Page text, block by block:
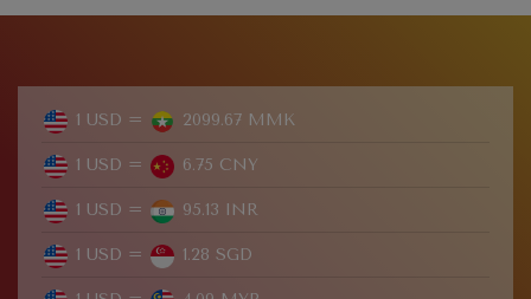
1 USD = 2099.67 MMK
1 USD = 6.75 CNY
1 USD = 95.13 INR
1 USD = 1.28 SGD